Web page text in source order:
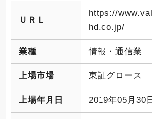
ＵＲＬ
https://
hd.co.jp/
業種 情報・通信業
上場市場 東証グロース
上場年月日 2019年05月30日